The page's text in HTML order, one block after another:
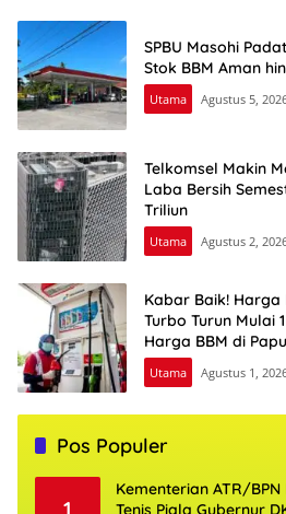
SPBU Masohi
Stok BBM Aman
Utama Agustus 5,
Telkomsel Makin
Laba Bersih
Triliun
Utama Agustus 2,
Kabar Baik!
Turbo Turun Mulai
Harga BBM di
Utama Agustus 1,
Pos Populer
Kementerian ATR/
Tenis Piala Gubernur